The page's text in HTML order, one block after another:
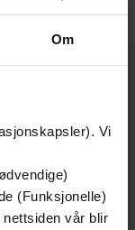
Om
Vi
(Funksjonelle)
vår blir
EBOK
gang på tilbud